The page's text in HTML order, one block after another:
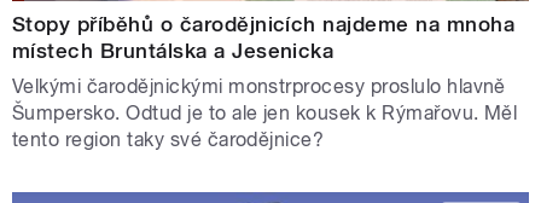
Stopy příběhů o čarodějnicích najdeme na mnoha
místech Bruntálska a Jesenicka
Velkými čarodějnickými monstrprocesy proslulo hlavně
Šumpersko. Odtud je to ale jen kousek k Rýmařovu. Měl
tento region taky své čarodějnice?